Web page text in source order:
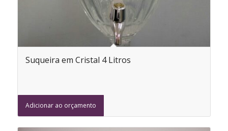
Suqueira em Cristal 4 Litros
Adicionar ao orçamento